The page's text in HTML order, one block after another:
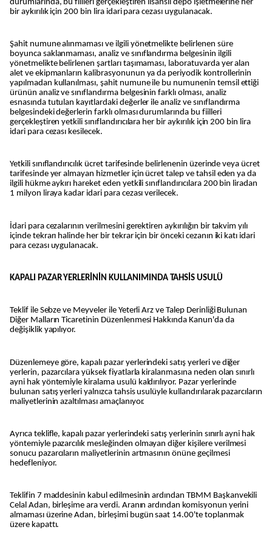
durumlarında, bu fiilleri gerçekleştiren lisanslı depo işletmelerine her
bir aykırılık için 200 bin lira idari para cezası uygulanacak.
Şahit numune alınmaması ve ilgili yönetmelikte belirlenen süre
boyunca saklanmaması, analiz ve sınıflandırma belgesinin ilgili
yönetmelikte belirlenen şartları taşımaması, laboratuvarda yer alan
alet ve ekipmanların kalibrasyonunun ya da periyodik kontrollerinin
yapılmadan kullanılması, şahit numune ile bu numunenin temsil ettiği
ürünün analiz ve sınıflandırma belgesinin farklı olması, analiz
esnasında tutulan kayıtlardaki değerler ile analiz ve sınıflandırma
belgesindeki değerlerin farklı olması durumlarında bu fiilleri
gerçekleştiren yetkili sınıflandırıcılara her bir aykırılık için 200 bin lira
idari para cezası kesilecek.
Yetkili sınıflandırıcılık ücret tarifesinde belirlenenin üzerinde veya ücret
tarifesinde yer almayan hizmetler için ücret talep ve tahsil eden ya da
ilgili hükme aykırı hareket eden yetkili sınıflandırıcılara 200 bin liradan
1 milyon liraya kadar idari para cezası verilecek.
İdari para cezalarının verilmesini gerektiren aykırılığın bir takvim yılı
içinde tekrarı halinde her bir tekrar için bir önceki cezanın iki katı idari
para cezası uygulanacak.
KAPALI PAZAR YERLERİNİN KULLANIMINDA TAHSİS USULÜ
Teklif ile Sebze ve Meyveler ile Yeterli Arz ve Talep Derinliği Bulunan
Diğer Malların Ticaretinin Düzenlenmesi Hakkında Kanun'da da
değişiklik yapılıyor.
Düzenlemeye göre, kapalı pazar yerlerindeki satış yerleri ve diğer
yerlerin, pazarcılara yüksek fiyatlarla kiralanmasına neden olan sınırlı
ayni hak yöntemiyle kiralama usulü kaldırılıyor. Pazar yerlerinde
bulunan satış yerleri yalnızca tahsis usulüyle kullandırılarak pazarcıların
maliyetlerinin azaltılması amaçlanıyor.
Ayrıca teklifle, kapalı pazar yerlerindeki satış yerlerinin sınırlı ayni hak
yöntemiyle pazarcılık mesleğinden olmayan diğer kişilere verilmesi
sonucu pazarcıların maliyetlerinin artmasının önüne geçilmesi
hedefleniyor.
Teklifin 7 maddesinin kabul edilmesinin ardından TBMM Başkanvekili
Celal Adan, birleşime ara verdi. Aranın ardından komisyonun yerini
almaması üzerine Adan, birleşimi bugün saat 14.00'te toplanmak
üzere kapattı.